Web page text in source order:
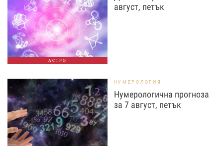
АСТРО
август, петък
НУМЕРОЛОГИЯ
Нумерологична прогноза
за 7 август, петък